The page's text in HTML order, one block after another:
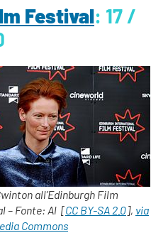
Festival: 17 /
all’Edinburgh Film
– Fonte: Al [CC BY-SA 2.0], via
Commons